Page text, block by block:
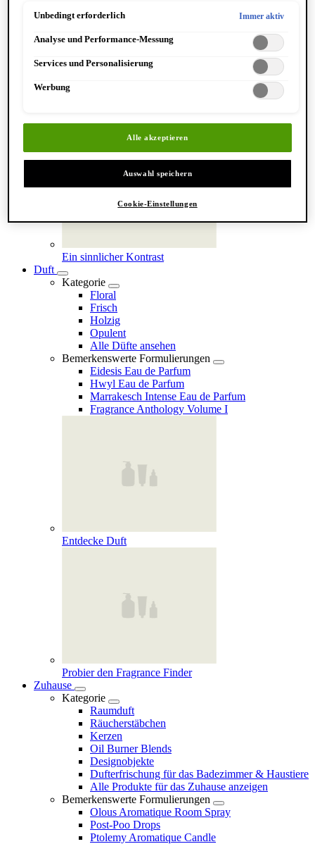
Entdecken Sie Hand & Körper
Ein sinnlicher Kontrast
Duft
Kategorie
Floral
Frisch
Holzig
Opulent
Alle Düfte ansehen
Bemerkenswerte Formulierungen
Eidesis Eau de Parfum
Hwyl Eau de Parfum
Marrakesch Intense Eau de Parfum
Fragrance Anthology Volume I
Entdecke Duft
Probier den Fragrance Finder
Zuhause
Kategorie
Raumduft
Räucherstäbchen
Kerzen
Oil Burner Blends
Designobjekte
Dufterfrischung für das Badezimmer & Haustiere
Alle Produkte für das Zuhause anzeigen
Bemerkenswerte Formulierungen
Olous Aromatique Room Spray
Post-Poo Drops
Ptolemy Aromatique Candle
speichern"). Die Auswahl kann jederzeit unter dem Link "Cookie-
Datenschutzinformationen.
Unbedingt erforderlich Immer aktiv
Analyse und Performance-Messung
Services und Personalisierung
Werbung
Alle akzeptieren
Auswahl speichern
Cookie-Einstellungen